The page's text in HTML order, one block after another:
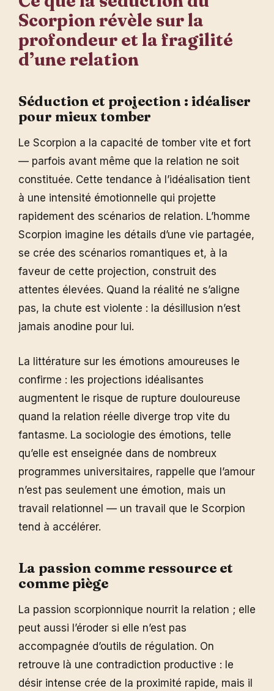
Scorpion révèle sur la
profondeur et la fragilité
d’une relation
Séduction et projection : idéaliser
pour mieux tomber
Le Scorpion a la capacité de tomber vite et fort
— parfois avant même que la relation ne soit
constituée. Cette tendance à l’idéalisation tient
à une intensité émotionnelle qui projette
rapidement des scénarios de relation. L’homme
Scorpion imagine les détails d’une vie partagée,
se crée des scénarios romantiques et, à la
faveur de cette projection, construit des
attentes élevées. Quand la réalité ne s’aligne
pas, la chute est violente : la désillusion n’est
jamais anodine pour lui.
La littérature sur les émotions amoureuses le
confirme : les projections idéalisantes
augmentent le risque de rupture douloureuse
quand la relation réelle diverge trop vite du
fantasme. La sociologie des émotions, telle
qu’elle est enseignée dans de nombreux
programmes universitaires, rappelle que l’amour
n’est pas seulement une émotion, mais un
travail relationnel — un travail que le Scorpion
tend à accélérer.
La passion comme ressource et
comme piège
La passion scorpionnique nourrit la relation ; elle
peut aussi l’éroder si elle n’est pas
accompagnée d’outils de régulation. On
retrouve là une contradiction productive : le
désir intense crée de la proximité rapide, mais il